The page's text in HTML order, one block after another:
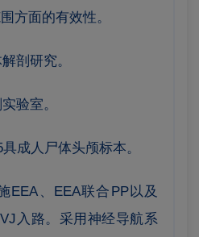
方面的有效性。
剖研究。
验室。
成人尸体头颅标本。
EEA、EEA联合PP以及
入路。采用神经导航系